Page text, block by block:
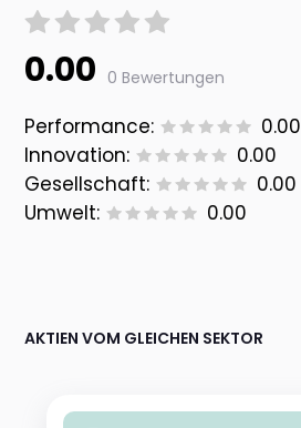
0.00 0 Bewertungen
Performance:
0.00
Innovation:
0.00
Gesellschaft:
0.00
Umwelt:
0.00
AKTIEN VOM GLEICHEN SEKTOR